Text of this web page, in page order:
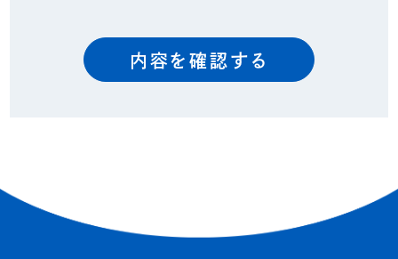
内容を確認する